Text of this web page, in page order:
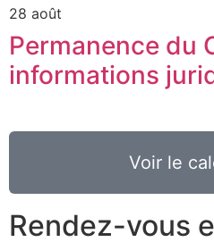
28 août
Permanence du
informations
Voir le
Rendez-vous